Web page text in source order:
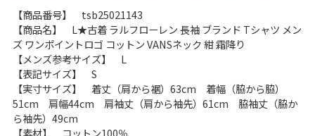
プライバシーポリシー
お問い合わせ
【商品番号】 tsb25021143
【商品名】 L★古着 ラルフローレン 長袖 ブランド Tシャツ メン
ズ ワンポイントロゴ コットン VANSネック 紺 霜降り
【メンズ参考サイズ】 L
【表記サイズ】 S
【実寸サイズ】 着丈（肩から裾）63cm 着幅（脇から脇）
51cm 肩幅44cm 肩袖丈（肩から袖先）61cm 脇袖丈（脇か
ら袖先）49cm
【素材】 コットン100％